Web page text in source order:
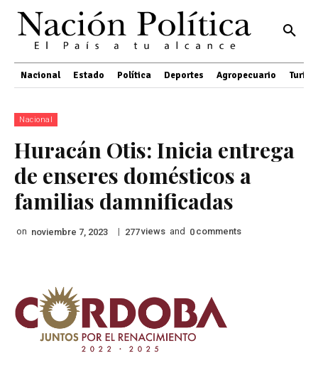
Nacional Estado Política Deportes Agropecuario
Nacional
Huracán Otis: Inicia entrega
de enseres domésticos a
familias damnificadas
on noviembre 7, 2023 | 277views and 0 comments